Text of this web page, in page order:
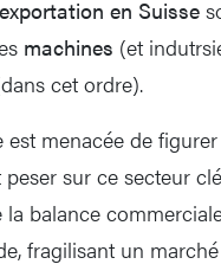
en Suisse
machines (et
cet ordre).
est menacée de
sur ce secteur
balance
fragilisant un